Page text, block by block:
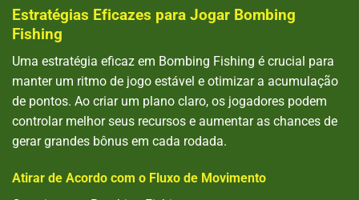
Estratégias Eficazes para Jogar Bombing
Fishing
Uma estratégia eficaz em Bombing Fishing é crucial para
manter um ritmo de jogo estável e otimizar a acumulação
de pontos. Ao criar um plano claro, os jogadores podem
controlar melhor seus recursos e aumentar as chances de
gerar grandes bônus em cada rodada.
Atirar de Acordo com o Fluxo de Movimento